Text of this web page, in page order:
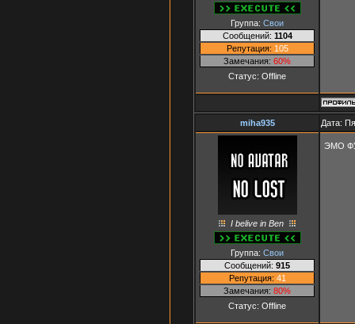
Группа: Свои
Сообщений: 1104
Репутация: 105
Замечания: 60%
Статус: Offline
miha935 Дата:
I belive in Ben
Группа: Свои
Сообщений: 915
Репутация: 41
Замечания: 80%
Статус: Offline
ЭМО